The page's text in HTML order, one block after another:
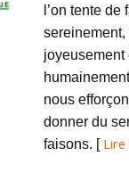
l’on tente
sereinement,
joyeusement
nous
donner du
faisons. [